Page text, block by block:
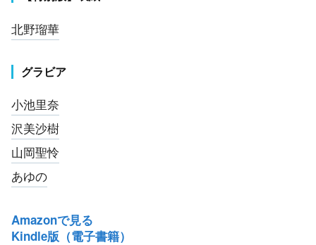
北野瑠華
グラビア
小池里奈
沢美沙樹
山岡聖怜
あゆの
Amazonで見る
Kindle版（電子書籍）